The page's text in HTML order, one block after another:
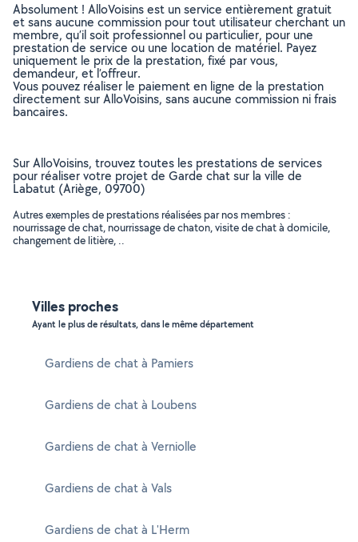
Absolument ! AlloVoisins est un service entièrement gratuit
et sans aucune commission pour tout utilisateur cherchant un
membre, qu’il soit professionnel ou particulier, pour une
prestation de service ou une location de matériel. Payez
uniquement le prix de la prestation, fixé par vous,
demandeur, et l’offreur.
Vous pouvez réaliser le paiement en ligne de la prestation
directement sur AlloVoisins, sans aucune commission ni frais
bancaires.
Sur AlloVoisins, trouvez toutes les prestations de services
pour réaliser votre projet de Garde chat sur la ville de
Labatut (Ariège, 09700)
Autres exemples de prestations réalisées par nos membres :
nourrissage de chat, nourrissage de chaton, visite de chat à domicile,
changement de litière, ..
Villes proches
Ayant le plus de résultats, dans le même département
Gardiens de chat à Pamiers
Gardiens de chat à Loubens
Gardiens de chat à Verniolle
Gardiens de chat à Vals
Gardiens de chat à L'Herm